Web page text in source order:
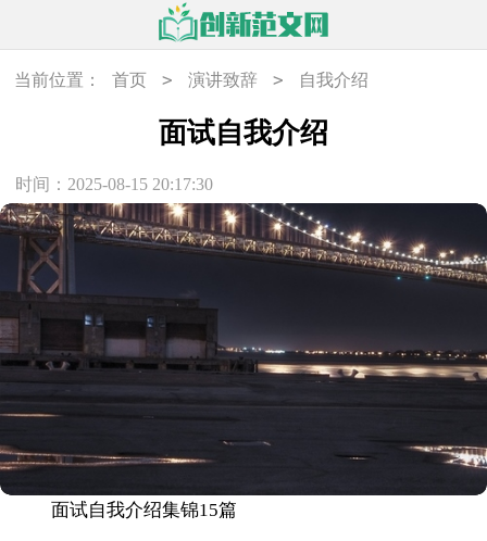
当前位置： 首页 > 演讲致辞 > 自我介绍
面试自我介绍
时间：2025-08-15 20:17:30
面试自我介绍集锦15篇